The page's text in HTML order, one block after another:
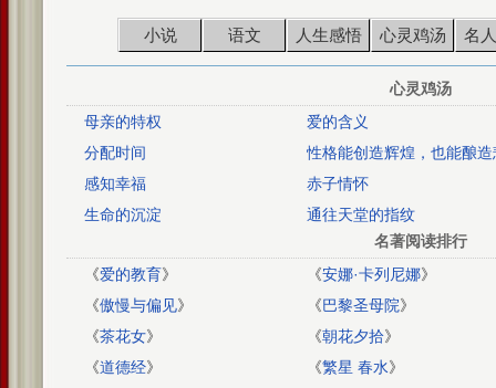
小说 语文 人生感悟 心灵鸡汤 名
心灵鸡汤
母亲的特权
爱的含义
分配时间
性格能创造辉煌，也能酿造
感知幸福
赤子情怀
生命的沉淀
通往天堂的指纹
名著阅读排行
《爱的教育》 《安娜·卡列尼娜》
《傲慢与偏见》 《巴黎圣母院》
《茶花女》 《朝花夕拾》
《道德经》 《繁星 春水》